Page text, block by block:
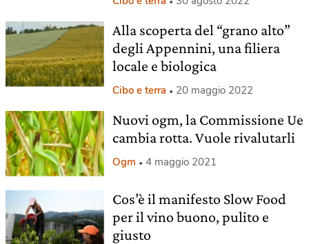
Alla scoperta del “grano alto”
degli Appennini, una filiera
locale e biologica
Cibo e terra 20 maggio 2022
Nuovi ogm, la Commissione Ue
cambia rotta. Vuole rivalutarli
Ogm 4 maggio 2021
Cos’è il manifesto Slow Food
per il vino buono, pulito e
giusto